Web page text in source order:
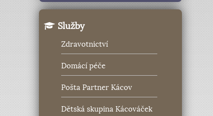
Služby
Zdravotnictví
Domácí péče
Pošta Partner Kácov
Dětská skupina Kácováček